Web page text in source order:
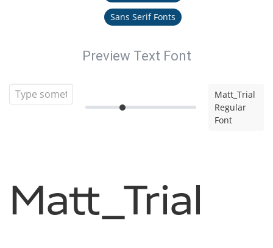
Sans Serif Fonts
Preview Text Font
Matt_Trial
Regular
Font
Matt_Trial